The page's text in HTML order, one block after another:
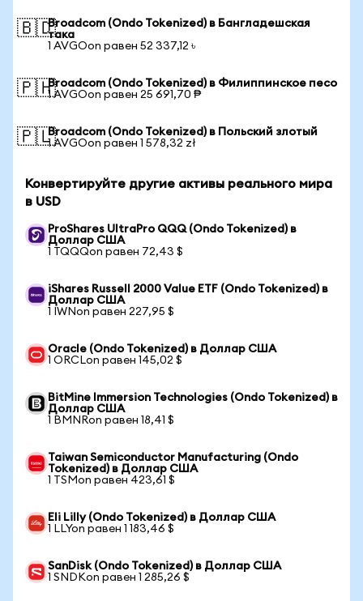
🇧🇩Broadcom (Ondo Tokenized) в Бангладешская
така
1 AVGOon равен 52 337,12 ৳
🇵🇭Broadcom (Ondo Tokenized) в Филиппинское песо
1 AVGOon равен 25 691,70 ₱
🇵🇱Broadcom (Ondo Tokenized) в Польский злотый
1 AVGOon равен 1 578,32 zł
Конвертируйте другие активы реального мира
в USD
ProShares UltraPro QQQ (Ondo Tokenized) в
Доллар США
1 TQQQon равен 72,43 $
iShares Russell 2000 Value ETF (Ondo Tokenized) в
Доллар США
1 IWNon равен 227,95 $
Oracle (Ondo Tokenized) в Доллар США
1 ORCLon равен 145,02 $
BitMine Immersion Technologies (Ondo Tokenized) в
Доллар США
1 BMNRon равен 18,41 $
Taiwan Semiconductor Manufacturing (Ondo
Tokenized) в Доллар США
1 TSMon равен 423,61 $
Eli Lilly (Ondo Tokenized) в Доллар США
1 LLYon равен 1 183,46 $
SanDisk (Ondo Tokenized) в Доллар США
1 SNDKon равен 1 285,26 $